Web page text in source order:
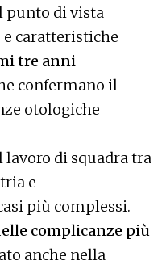
punto di vista
caratteristiche
tre anni
confermano il
otologiche
lavoro di squadra tra
e
più complessi.
complicanze più
anche nella